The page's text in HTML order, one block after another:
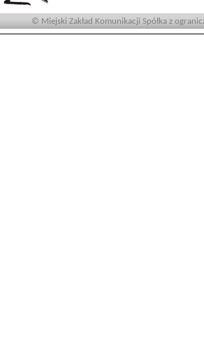
© Miejski Zakład Komunikacji Spółka z